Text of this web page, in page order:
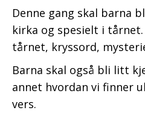
GIVERTJENESTE
Denne gang skal barna
kirka og spesielt i
tårnet, kryssord,
Barna skal også bli litt
annet hvordan vi finner
vers.